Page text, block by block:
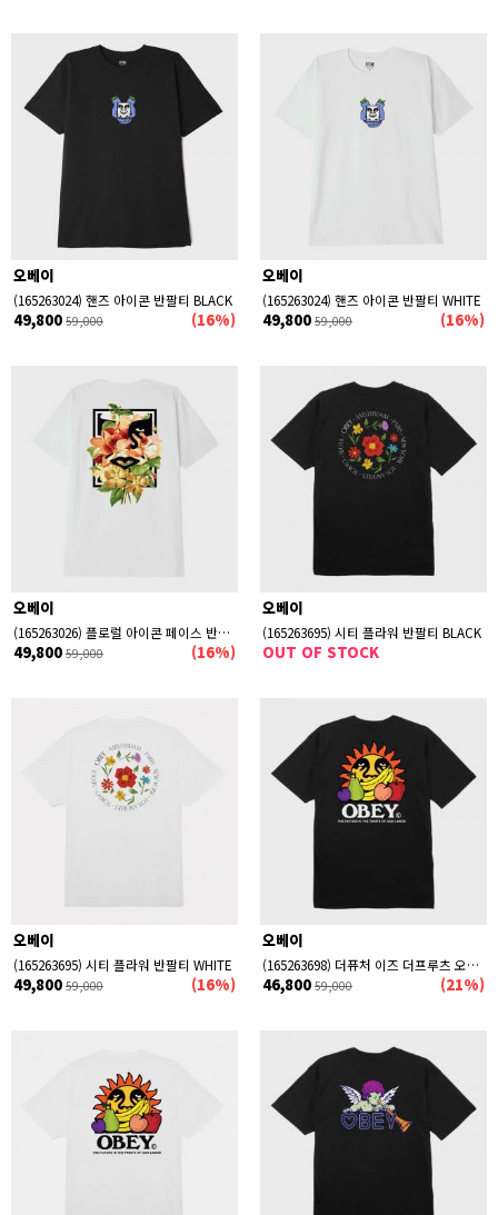
오베이
(165263024) 핸즈 아이콘 반팔티 BLACK
49,800 59,000 (16%)
오베이
(165263024) 핸즈 아이콘 반팔티 WHITE
49,800 59,000 (16%)
오베이
(165263026) 플로럴 아이콘 페이스 반팔티 WHITE
49,800 59,000 (16%)
오베이
(165263695) 시티 플라워 반팔티 BLACK
OUT OF STOCK
오베이
(165263695) 시티 플라워 반팔티 WHITE
49,800 59,000 (16%)
오베이
(165263698) 더퓨처 이즈 더프루츠 오브 아워 레이버 반팔티 BLACK
46,800 59,000 (21%)